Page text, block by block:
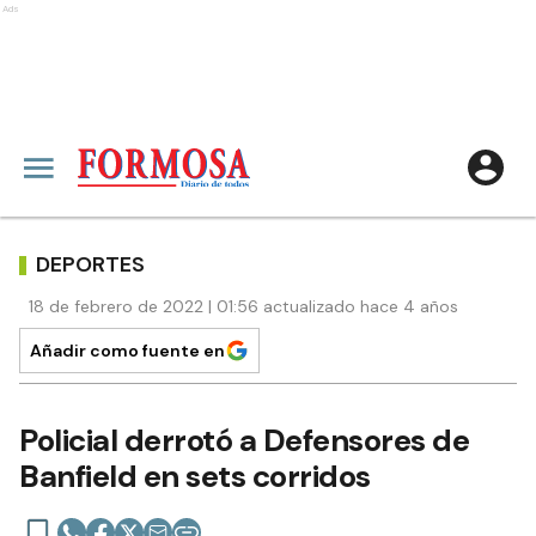
Ads
DEPORTES
18 de febrero de 2022 | 01:56 actualizado hace 4 años
Añadir como fuente en
Policial derrotó a Defensores de
Banfield en sets corridos